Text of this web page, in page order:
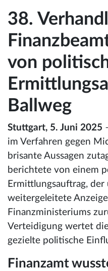
38.
von
Ballweg
Stuttgart, 5. Juni 2025
im Verfahren gegen
brisante Aussagen
berichtete von einem
Ermittlungsauftrag,
weitergeleitete
Finanzministeriums
Verteidigung wertet
gezielte politische
Finanzamt